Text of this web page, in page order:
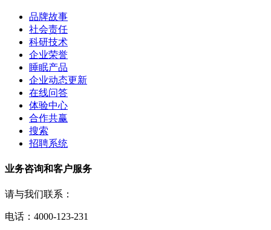
品牌故事
社会责任
科研技术
企业荣誉
睡眠产品
企业动态更新
在线问答
体验中心
合作共赢
搜索
招聘系统
业务咨询和客户服务
请与我们联系：
电话：4000-123-231